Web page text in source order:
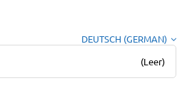
DEUTSCH (GERMAN)
(Leer)